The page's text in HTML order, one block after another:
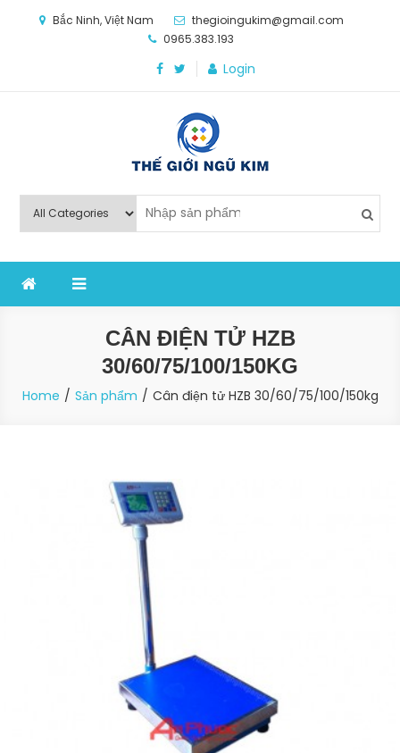
Bắc Ninh, Việt Nam
thegioingukim@gmail.com
0965.383.193
Login
Thế Giới Ngũ Kim
nghiệp sản xuất
CÂN ĐIỆN TỬ HZB
30/60/75/100/150KG
Home Sản phẩm Cân điện tử HZB 30/60/75/100/150kg